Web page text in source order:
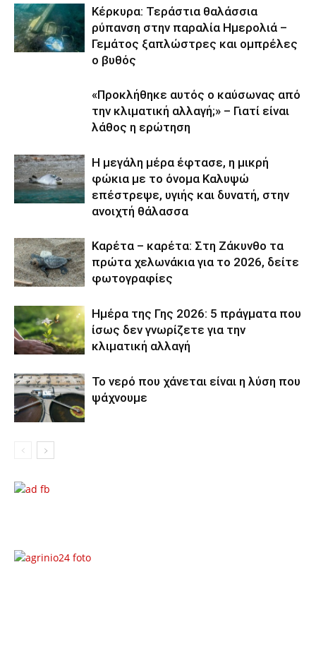
Κέρκυρα: Τεράστια θαλάσσια
ρύπανση στην παραλία Ημερολιά –
Γεμάτος ξαπλώστρες και ομπρέλες
ο βυθός
«Προκλήθηκε αυτός ο καύσωνας από
την κλιματική αλλαγή;» – Γιατί είναι
λάθος η ερώτηση
Η μεγάλη μέρα έφτασε, η μικρή
φώκια με το όνομα Καλυψώ
επέστρεψε, υγιής και δυνατή, στην
ανοιχτή θάλασσα
Καρέτα – καρέτα: Στη Ζάκυνθο τα
πρώτα χελωνάκια για το 2026, δείτε
φωτογραφίες
Ημέρα της Γης 2026: 5 πράγματα που
ίσως δεν γνωρίζετε για την
κλιματική αλλαγή
Το νερό που χάνεται είναι η λύση που
ψάχνουμε